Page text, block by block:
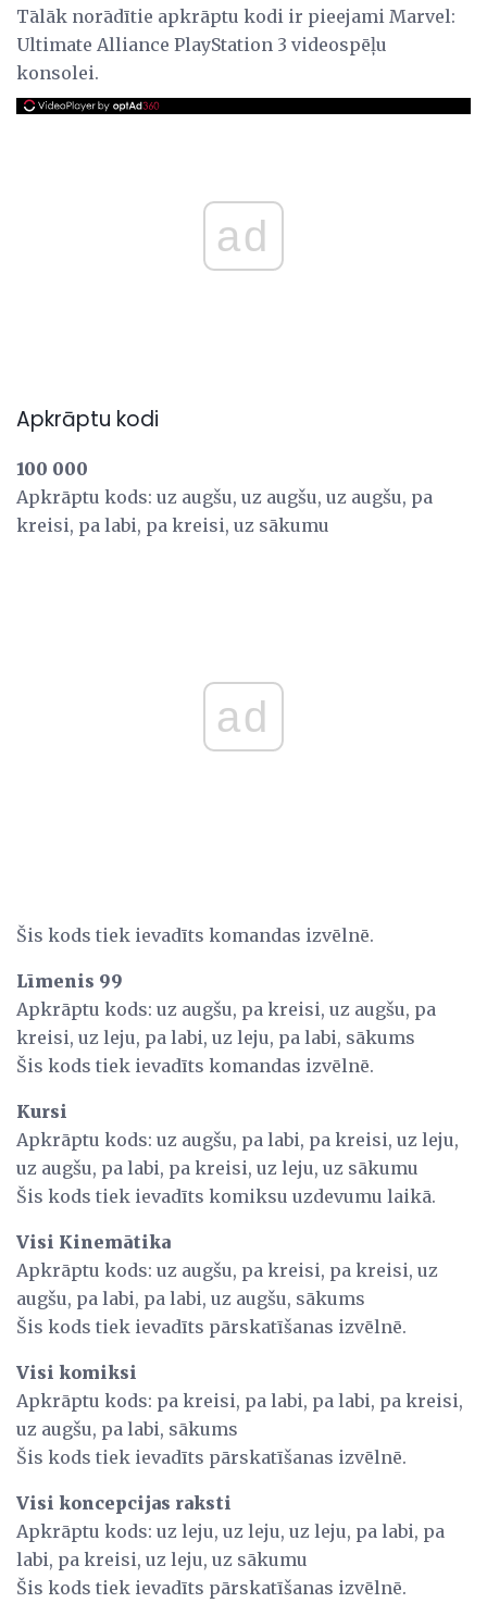
Tālāk norādītie apkrāptu kodi ir pieejami Marvel:
Ultimate Alliance PlayStation 3 videospēļu
konsolei.
ad
Apkrāptu kodi
100 000
Apkrāptu kods: uz augšu, uz augšu, uz augšu, pa
kreisi, pa labi, pa kreisi, uz sākumu
ad
Šis kods tiek ievadīts komandas izvēlnē.
Līmenis 99
Apkrāptu kods: uz augšu, pa kreisi, uz augšu, pa
kreisi, uz leju, pa labi, uz leju, pa labi, sākums
Šis kods tiek ievadīts komandas izvēlnē.
Kursi
Apkrāptu kods: uz augšu, pa labi, pa kreisi, uz leju,
uz augšu, pa labi, pa kreisi, uz leju, uz sākumu
Šis kods tiek ievadīts komiksu uzdevumu laikā.
Visi Kinemātika
Apkrāptu kods: uz augšu, pa kreisi, pa kreisi, uz
augšu, pa labi, pa labi, uz augšu, sākums
Šis kods tiek ievadīts pārskatīšanas izvēlnē.
Visi komiksi
Apkrāptu kods: pa kreisi, pa labi, pa labi, pa kreisi,
uz augšu, pa labi, sākums
Šis kods tiek ievadīts pārskatīšanas izvēlnē.
Visi koncepcijas raksti
Apkrāptu kods: uz leju, uz leju, uz leju, pa labi, pa
labi, pa kreisi, uz leju, uz sākumu
Šis kods tiek ievadīts pārskatīšanas izvēlnē.